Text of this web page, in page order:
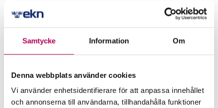
Samtycke Information Om
Denna webbplats använder cookies
Vi använder enhetsidentifierare för att anpassa innehållet
och annonserna till användarna, tillhandahålla funktioner
to export to Lebanon